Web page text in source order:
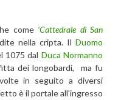
come ‘Cattedrale di San
nella cripta. Il Duomo
1075 dal Duca Normanno
dei longobardi, ma fu
in seguito a diversi
è il portale all’ingresso